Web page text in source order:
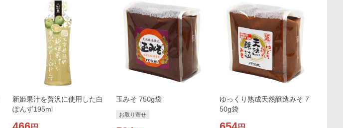
新姫果汁を贅沢に使用した白
ぽんず195ml
玉みそ 750g袋
お取り寄せ
ゆっくり熟成天然醸造みそ 7
50g袋